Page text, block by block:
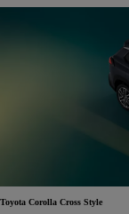
Toyota Corolla Cross Style